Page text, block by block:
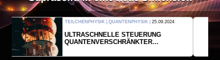
THERMODYNAMIK | WELLENLEHRE |23.09.2024
FORSCHER ERZEUGEN
EINDIMENSIONALES GAS AUS LICHT